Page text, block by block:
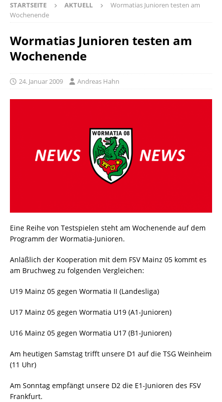
STARTSEITE AKTUELL
Wormatias Junioren testen am
Wochenende
Wormatias Junioren testen am
Wochenende
24. Januar 2009 Andreas Hahn
Eine Reihe von Testspielen steht am Wochenende auf dem
Programm der Wormatia-Junioren.
Anläßlich der Kooperation mit dem FSV Mainz 05 kommt es
am Bruchweg zu folgenden Vergleichen:
U19 Mainz 05 gegen Wormatia II (Landesliga)
U17 Mainz 05 gegen Wormatia U19 (A1-Junioren)
U16 Mainz 05 gegen Wormatia U17 (B1-Junioren)
Am heutigen Samstag trifft unsere D1 auf die TSG Weinheim
(11 Uhr)
Am Sonntag empfängt unsere D2 die E1-Junioren des FSV
Frankfurt.